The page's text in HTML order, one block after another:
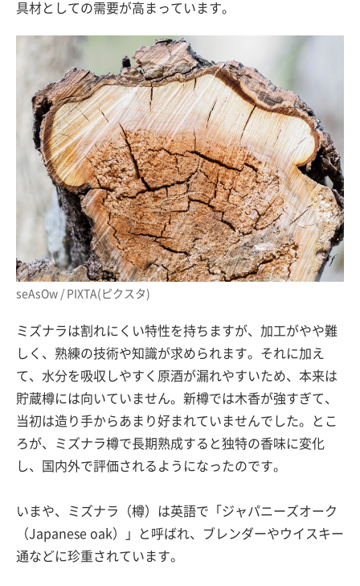
具材としての需要が高まっています。
seAsOw / PIXTA(ピクスタ)
ミズナラは割れにくい特性を持ちますが、加工がやや難
しく、熟練の技術や知識が求められます。それに加え
て、水分を吸収しやすく原酒が漏れやすいため、本来は
貯蔵樽には向いていません。新樽では木香が強すぎて、
当初は造り手からあまり好まれていませんでした。とこ
ろが、ミズナラ樽で長期熟成すると独特の香味に変化
し、国内外で評価されるようになったのです。
いまや、ミズナラ（樽）は英語で「ジャパニーズオーク
（Japanese oak）」と呼ばれ、ブレンダーやウイスキー
通などに珍重されています。